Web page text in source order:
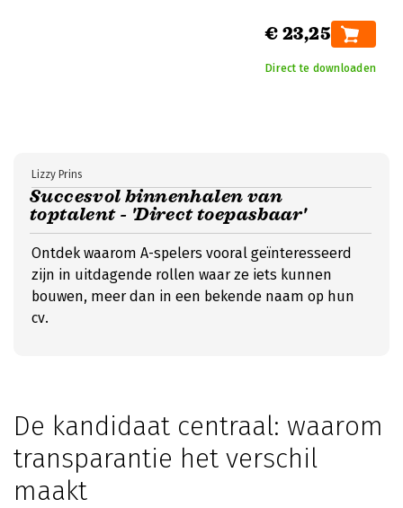
€ 23,25
Direct te downloaden
Succesvol binnenhalen van
toptalent - 'Direct toepasbaar'
Lizzy Prins
Ontdek waarom A-spelers vooral geïnteresseerd
zijn in uitdagende rollen waar ze iets kunnen
bouwen, meer dan in een bekende naam op hun
cv.
De kandidaat centraal: waarom
transparantie het verschil
maakt